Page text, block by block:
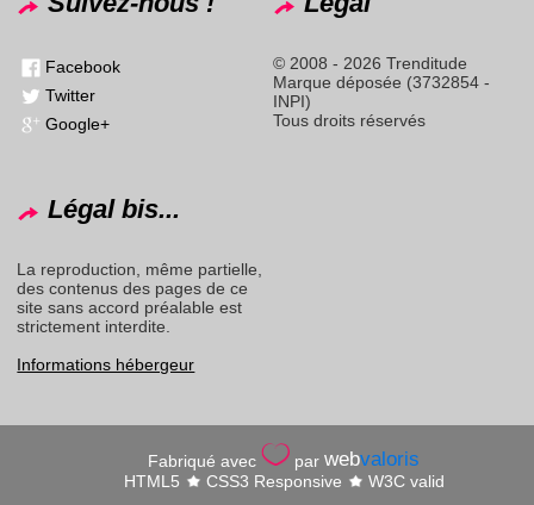
Facebook
Twitter
Google+
© 2008 - 2026 Trenditude
Marque déposée (3732854 -
INPI)
Tous droits réservés
Légal bis...
La reproduction, même partielle,
des contenus des pages de ce
site sans accord préalable est
strictement interdite.
Informations hébergeur
Fabriqué avec parwebvaloris
HTML5 CSS3 Responsive W3C valid